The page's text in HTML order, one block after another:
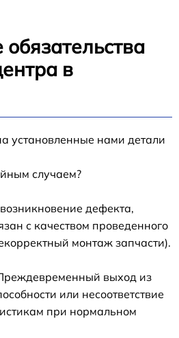
в
установленные нами детали
случаем?
дефекта,
с качеством проведенного
монтаж запчасти).
выход из
или несоответствие
при нормальном